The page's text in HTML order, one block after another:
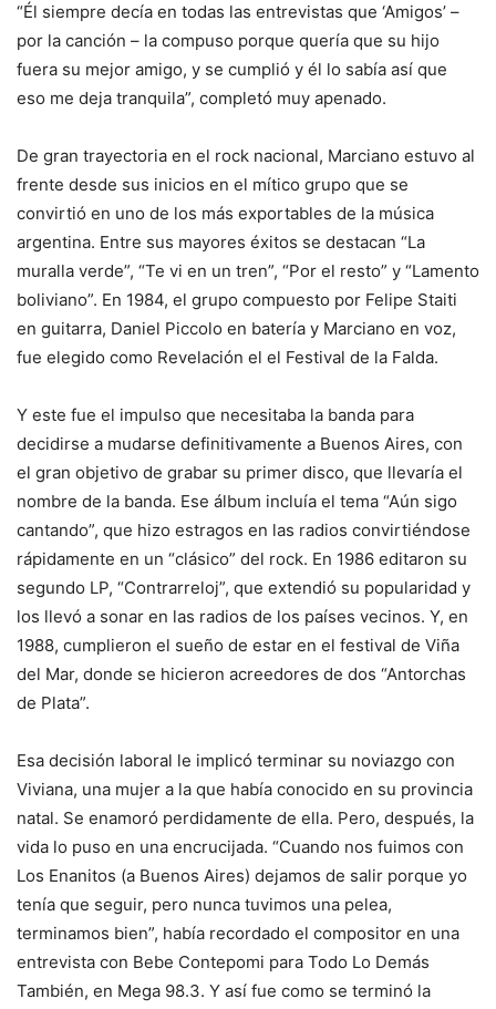
“Él siempre decía en todas las entrevistas que ‘Amigos’ –
por la canción – la compuso porque quería que su hijo
fuera su mejor amigo, y se cumplió y él lo sabía así que
eso me deja tranquila”, completó muy apenado.
De gran trayectoria en el rock nacional, Marciano estuvo al
frente desde sus inicios en el mítico grupo que se
convirtió en uno de los más exportables de la música
argentina. Entre sus mayores éxitos se destacan “La
muralla verde”, “Te vi en un tren”, “Por el resto” y “Lamento
boliviano”. En 1984, el grupo compuesto por Felipe Staiti
en guitarra, Daniel Piccolo en batería y Marciano en voz,
fue elegido como Revelación el el Festival de la Falda.
Y este fue el impulso que necesitaba la banda para
decidirse a mudarse definitivamente a Buenos Aires, con
el gran objetivo de grabar su primer disco, que llevaría el
nombre de la banda. Ese álbum incluía el tema “Aún sigo
cantando”, que hizo estragos en las radios convirtiéndose
rápidamente en un “clásico” del rock. En 1986 editaron su
segundo LP, “Contrarreloj”, que extendió su popularidad y
los llevó a sonar en las radios de los países vecinos. Y, en
1988, cumplieron el sueño de estar en el festival de Viña
del Mar, donde se hicieron acreedores de dos “Antorchas
de Plata”.
Esa decisión laboral le implicó terminar su noviazgo con
Viviana, una mujer a la que había conocido en su provincia
natal. Se enamoró perdidamente de ella. Pero, después, la
vida lo puso en una encrucijada. “Cuando nos fuimos con
Los Enanitos (a Buenos Aires) dejamos de salir porque yo
tenía que seguir, pero nunca tuvimos una pelea,
terminamos bien”, había recordado el compositor en una
entrevista con Bebe Contepomi para Todo Lo Demás
También, en Mega 98.3. Y así fue como se terminó la